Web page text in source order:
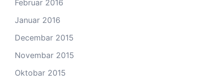
Februar 2016
Januar 2016
Decembar 2015
Novembar 2015
Oktobar 2015